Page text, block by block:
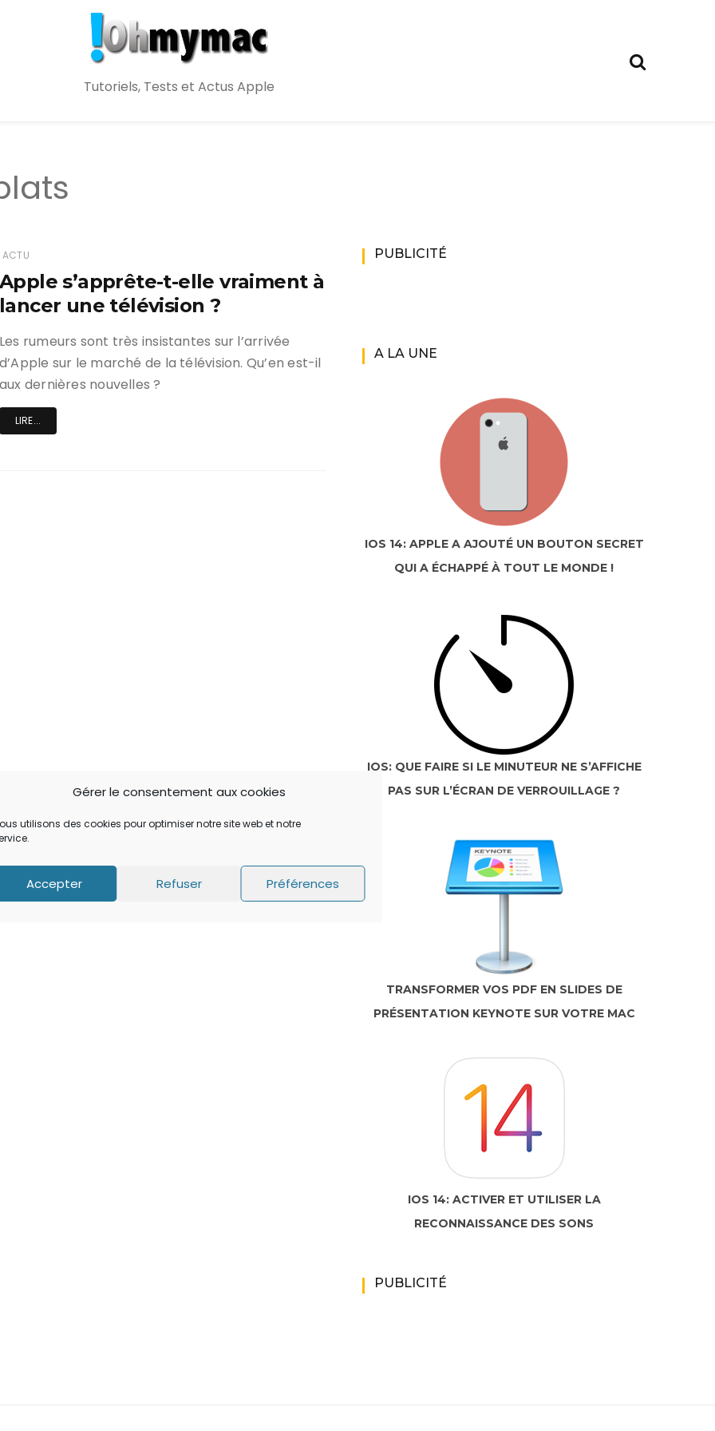
Gérer le consentement aux cookies
utilisons des cookies pour optimiser notre site web et notre
Accepter Refuser Préférences
Tutoriels, Tests et Actus Apple
ACTU
s’apprête-t-elle vraiment à
une télévision ?
rumeurs sont très insistantes sur l’arrivée
sur le marché de la télévision. Qu’en est-il
dernières nouvelles ?
LIRE...
PUBLICITÉ
A LA UNE
IOS 14: APPLE A AJOUTÉ UN BOUTON SECRET
QUI A ÉCHAPPÉ À TOUT LE MONDE !
IOS: QUE FAIRE SI LE MINUTEUR NE S’AFFICHE
PAS SUR L’ÉCRAN DE VERROUILLAGE ?
TRANSFORMER VOS PDF EN SLIDES DE
PRÉSENTATION KEYNOTE SUR VOTRE MAC
IOS 14: ACTIVER ET UTILISER LA
RECONNAISSANCE DES SONS
PUBLICITÉ